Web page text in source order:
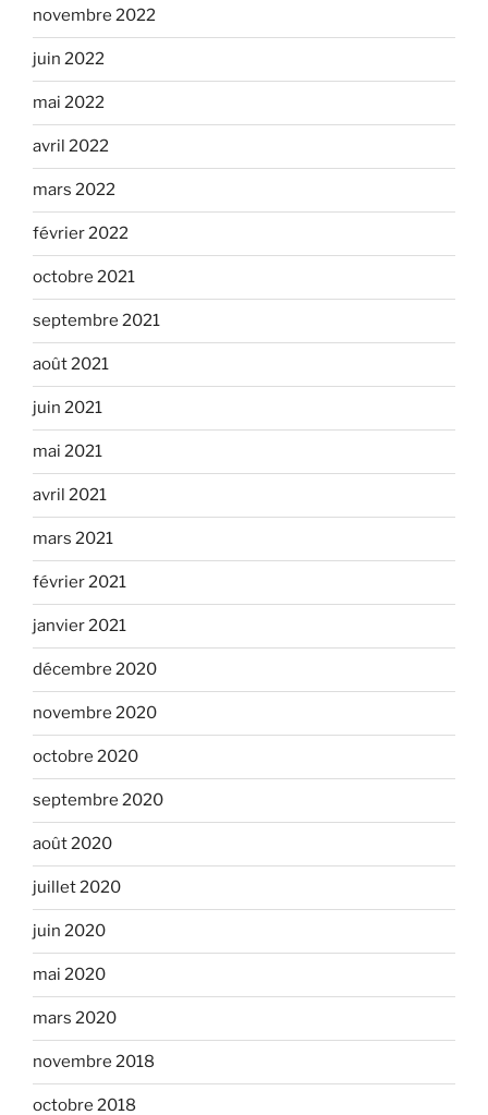
novembre 2022
juin 2022
mai 2022
avril 2022
mars 2022
février 2022
octobre 2021
septembre 2021
août 2021
juin 2021
mai 2021
avril 2021
mars 2021
février 2021
janvier 2021
décembre 2020
novembre 2020
octobre 2020
septembre 2020
août 2020
juillet 2020
juin 2020
mai 2020
mars 2020
novembre 2018
octobre 2018